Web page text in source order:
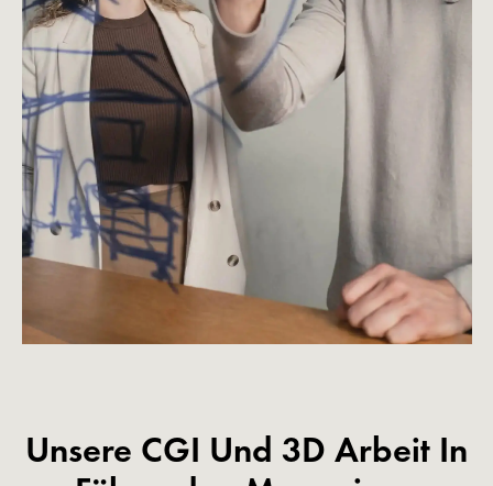
Unsere CGI Und 3D Arbeit In